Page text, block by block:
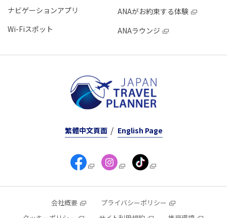
ナビゲーションアプリ
Wi-Fiスポット
ANAがお約束する体験
ANAラウンジ
繁體中文頁面 English Page
会社概要
プライバシーポリシー